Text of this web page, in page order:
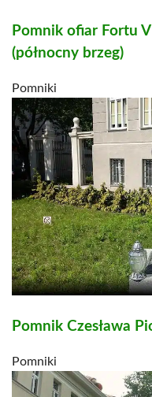
Pomnik ofiar Fortu
(północny brzeg)
Pomniki
Pomnik Czesława
Pomniki